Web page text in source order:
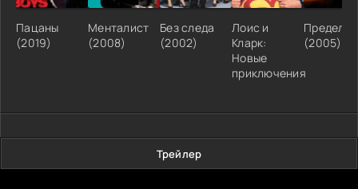
Пацаны
(2019)
Менталист
(2008)
Без следа
(2002)
Лоис и
Кларк:
Новые
приключения
Предел
(2005)
Трейлер